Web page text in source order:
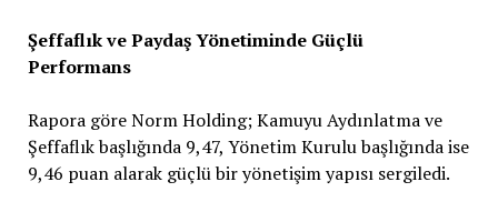
Şeffaflık ve Paydaş Yönetiminde Güçlü
Performans
Rapora göre Norm Holding; Kamuyu Aydınlatma ve
Şeffaflık başlığında 9,47, Yönetim Kurulu başlığında ise
9,46 puan alarak güçlü bir yönetişim yapısı sergiledi.